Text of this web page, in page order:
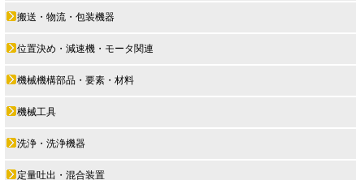
搬送・物流・包装機器
位置決め・減速機・モータ関連
機械機構部品・要素・材料
機械工具
洗浄・洗浄機器
定量吐出・混合装置